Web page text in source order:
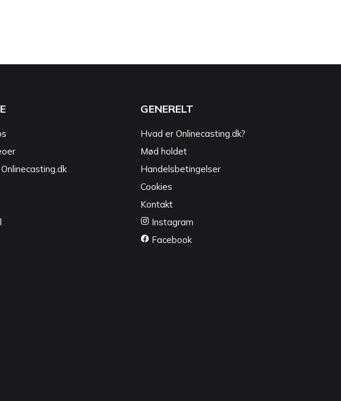
GENERELT
Hvad er Onlinecasting.dk?
Mød holdet
Handelsbetingelser
Cookies
Kontakt
Instagram
Facebook